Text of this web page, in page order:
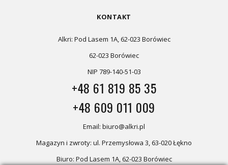
KONTAKT
Alkri: Pod Lasem 1A, 62-023 Borówiec
62-023 Borówiec
NIP 789-140-51-03
+48 61 819 85 35
+48 609 011 009
Email: biuro@alkri.pl
Magazyn i zwroty: ul. Przemysłowa 3, 63-020 Łękno
Biuro: Pod Lasem 1A, 62-023 Borówiec